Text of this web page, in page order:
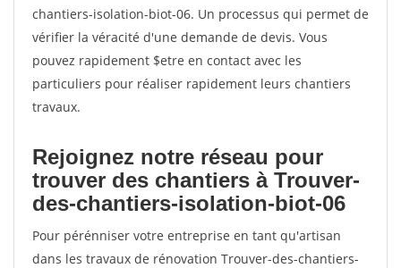
chantiers-isolation-biot-06. Un processus qui permet de
vérifier la véracité d'une demande de devis. Vous
pouvez rapidement $etre en contact avec les
particuliers pour réaliser rapidement leurs chantiers
travaux.
Rejoignez notre réseau pour
trouver des chantiers à Trouver-
des-chantiers-isolation-biot-06
Pour pérénniser votre entreprise en tant qu'artisan
dans les travaux de rénovation Trouver-des-chantiers-